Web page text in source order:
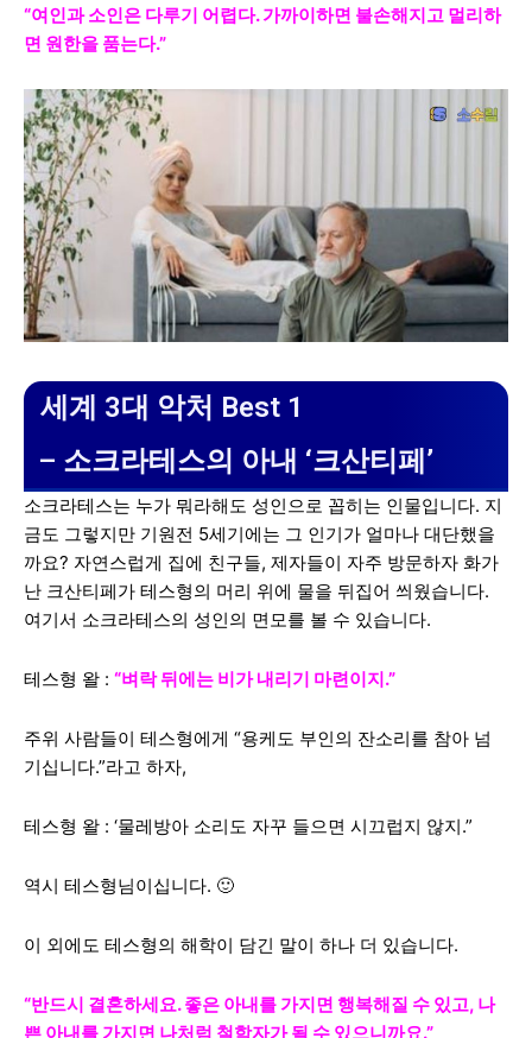
“여인과 소인은 다루기 어렵다. 가까이하면 불손해지고 멀리하
면 원한을 품는다.”
세계 3대 악처 Best 1
– 소크라테스의 아내 ‘크산티페’
소크라테스는 누가 뭐라해도 성인으로 꼽히는 인물입니다. 지
금도 그렇지만 기원전 5세기에는 그 인기가 얼마나 대단했을
까요? 자연스럽게 집에 친구들, 제자들이 자주 방문하자 화가
난 크산티페가 테스형의 머리 위에 물을 뒤집어 씌웠습니다.
여기서 소크라테스의 성인의 면모를 볼 수 있습니다.
테스형 왈 : “벼락 뒤에는 비가 내리기 마련이지.”
주위 사람들이 테스형에게 “용케도 부인의 잔소리를 참아 넘
기십니다.”라고 하자,
테스형 왈 : ‘물레방아 소리도 자꾸 들으면 시끄럽지 않지.”
역시 테스형님이십니다. 🙂
이 외에도 테스형의 해학이 담긴 말이 하나 더 있습니다.
“반드시 결혼하세요. 좋은 아내를 가지면 행복해질 수 있고, 나
쁜 아내를 가지면 나처럼 철학자가 될 수 있으니까요.”